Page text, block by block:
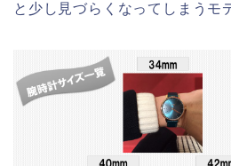
と少し見づらくなってしまうモ